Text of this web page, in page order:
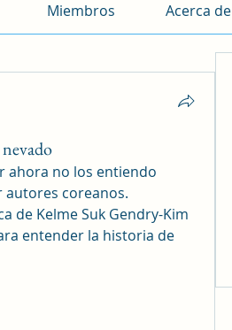
Miembros Acerca de
ahora no los entiendo
autores coreanos.
de Kelme Suk Gendry-Kim
entender la historia de